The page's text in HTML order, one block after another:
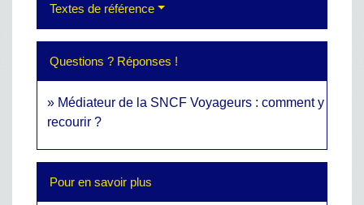
Textes de référence
Questions ? Réponses !
Médiateur de la SNCF Voyageurs : comment y
recourir ?
Pour en savoir plus